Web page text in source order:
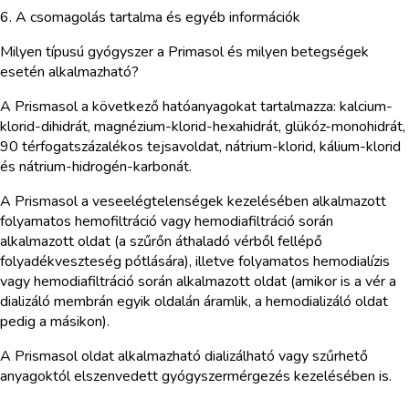
6. A csomagolás tartalma és egyéb információk
Milyen típusú gyógyszer a Primasol és milyen betegségek
esetén alkalmazható?
A Prismasol a következő hatóanyagokat tartalmazza: kalcium-
klorid-dihidrát, magnézium-klorid-hexahidrát, glükóz-monohidrát,
90 térfogatszázalékos tejsavoldat, nátrium-klorid, kálium-klorid
és nátrium-hidrogén-karbonát.
A Prismasol a veseelégtelenségek kezelésében alkalmazott
folyamatos hemofiltráció vagy hemodiafiltráció során
alkalmazott oldat (a szűrőn áthaladó vérből fellépő
folyadékveszteség pótlására), illetve folyamatos hemodialízis
vagy hemodiafiltráció során alkalmazott oldat (amikor is a vér a
dializáló membrán egyik oldalán áramlik, a hemodializáló oldat
pedig a másikon).
A Prismasol oldat alkalmazható dializálható vagy szűrhető
anyagoktól elszenvedett gyógyszermérgezés kezelésében is.